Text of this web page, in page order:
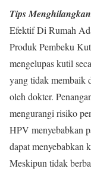
Tips
Efektif Di Rumah
Produk Pembeku
mengelupas kutil
yang tidak membaik
oleh dokter.
mengurangi risiko
HPV menyebabkan
dapat menyebabkan
Meskipun tidak